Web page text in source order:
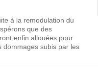
à la remodulation du
que des
enfin allouées pour
dommages subis par les